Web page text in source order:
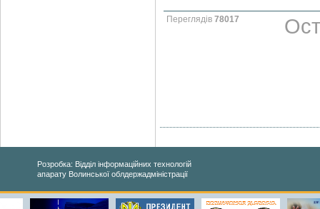
Переглядів 78017
Розробка: Відділ інформаційних технологій
апарату Волинської облдержадміністрації